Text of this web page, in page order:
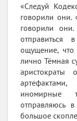
«Следуй
говорили
говорили
отправиться
ощущение,
лично Тёмная
аристократы
иномирные
отправляюсь
большое